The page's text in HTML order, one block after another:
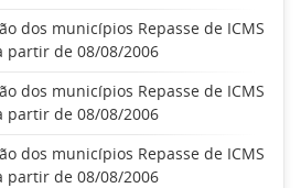
dos municípios Repasse de ICMS
partir de 08/08/2006
dos municípios Repasse de ICMS
partir de 08/08/2006
dos municípios Repasse de ICMS
partir de 08/08/2006